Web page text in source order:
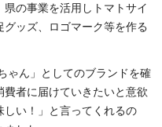
の事業を活用しトマトサイ
ッズ、ロゴマーク等を作る
ゃん」としてのブランドを確
者に届けていきたいと意欲
しい！」と言ってくれるの